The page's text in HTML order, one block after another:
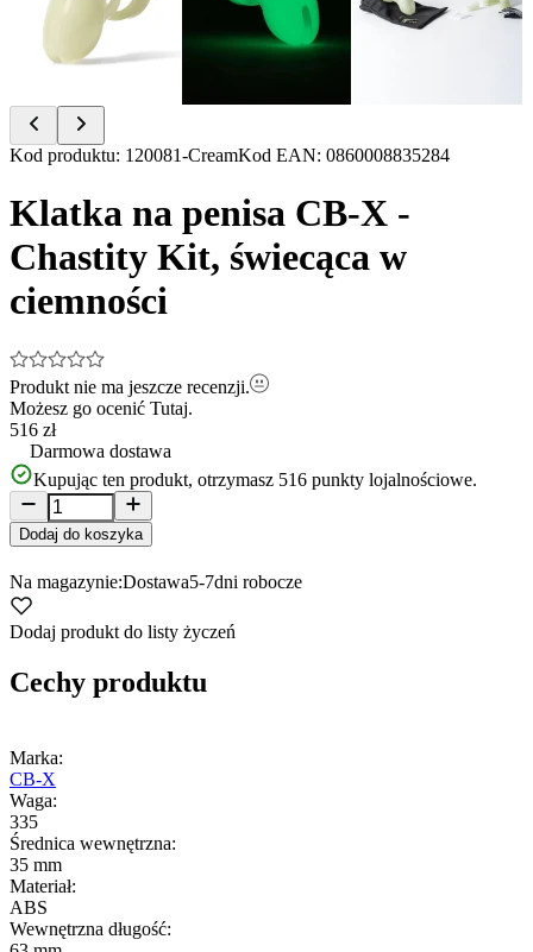
Item
of
Kod produktu: 120081-CreamKod EAN: 0860008835284
Klatka na penisa CB-X -
Chastity Kit, świecąca w
ciemności
Produkt nie ma jeszcze recenzji.
Możesz go ocenić Tutaj.
516 zł
Darmowa dostawa
Kupując ten produkt, otrzymasz 516 punkty lojalnościowe.
Dodaj do koszyka
Na magazynie:Dostawa5-7dni robocze
Dodaj produkt do listy życzeń
Cechy produktu
Marka:
CB-X
Waga:
335
Średnica wewnętrzna:
35 mm
Materiał:
ABS
Wewnętrzna długość: